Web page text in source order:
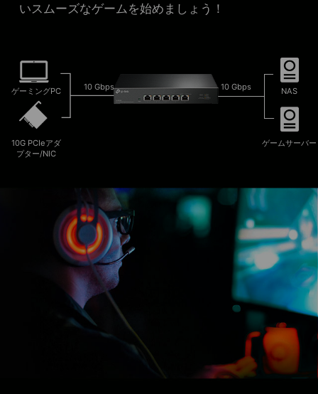
いスムーズなゲームを始めましょう！
ゲーミングPC
10G PCIeアダ
プター/NIC
NAS
ゲームサーバー
10 Gbps 10 Gbps